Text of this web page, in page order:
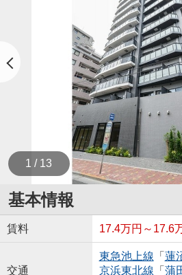
1 / 13
基本情報
賃料 17.4万円～17.6
交通
東急池上線 「 蓮
京浜東北線 「 蒲